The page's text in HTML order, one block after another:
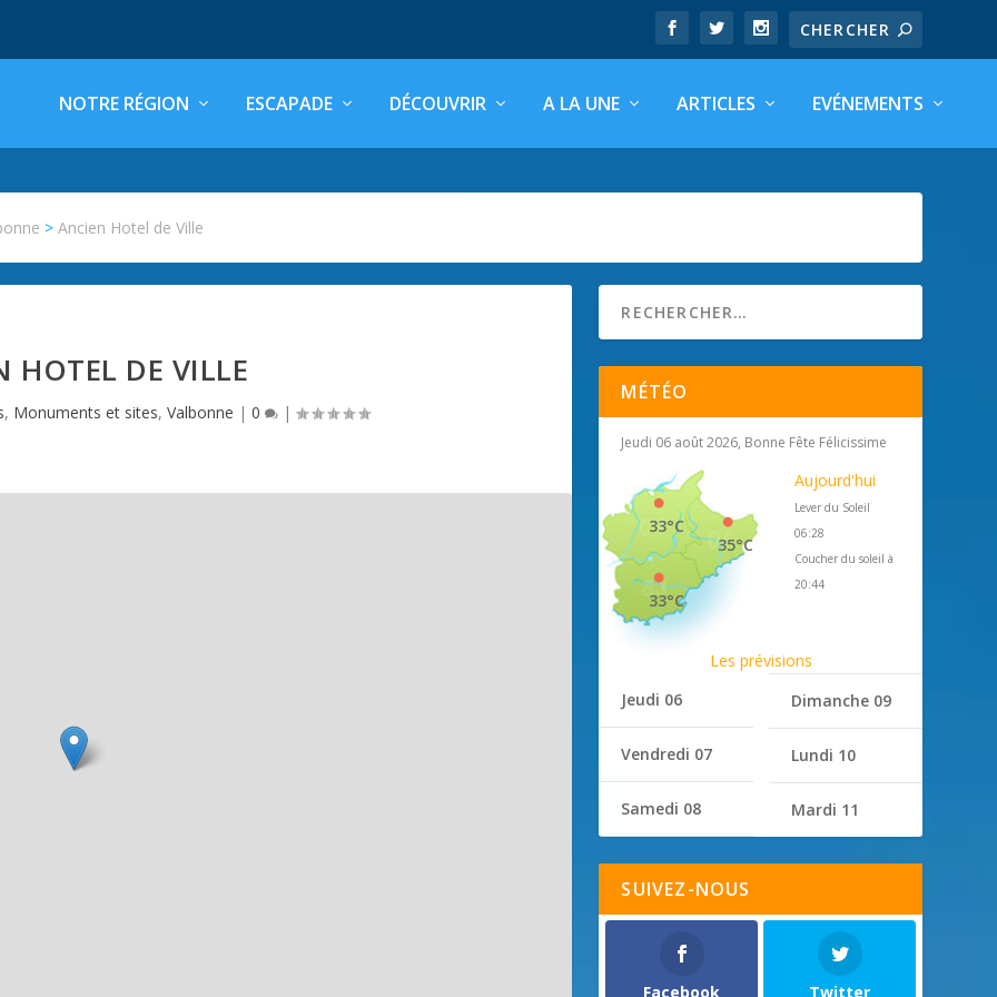
NOTRE RÉGION ESCAPADE DÉCOUVRIR A LA UNE ARTICLES EVÉNEMENTS
>Ancien Hotel de Ville
HOTEL DE VILLE
, Monuments et sites, Valbonne | 0 |
MÉTÉO
Jeudi 06 août 2026, Bonne Fête Félicissime
35°C
33°C
33°C
Aujourd'hui
Lever du Soleil
06:28
Coucher du soleil à
20:44
Les prévisions
Jeudi 06
Vendredi 07
Samedi 08
Dimanche 09
Lundi 10
Mardi 11
SUIVEZ-NOUS
Facebook Twitter